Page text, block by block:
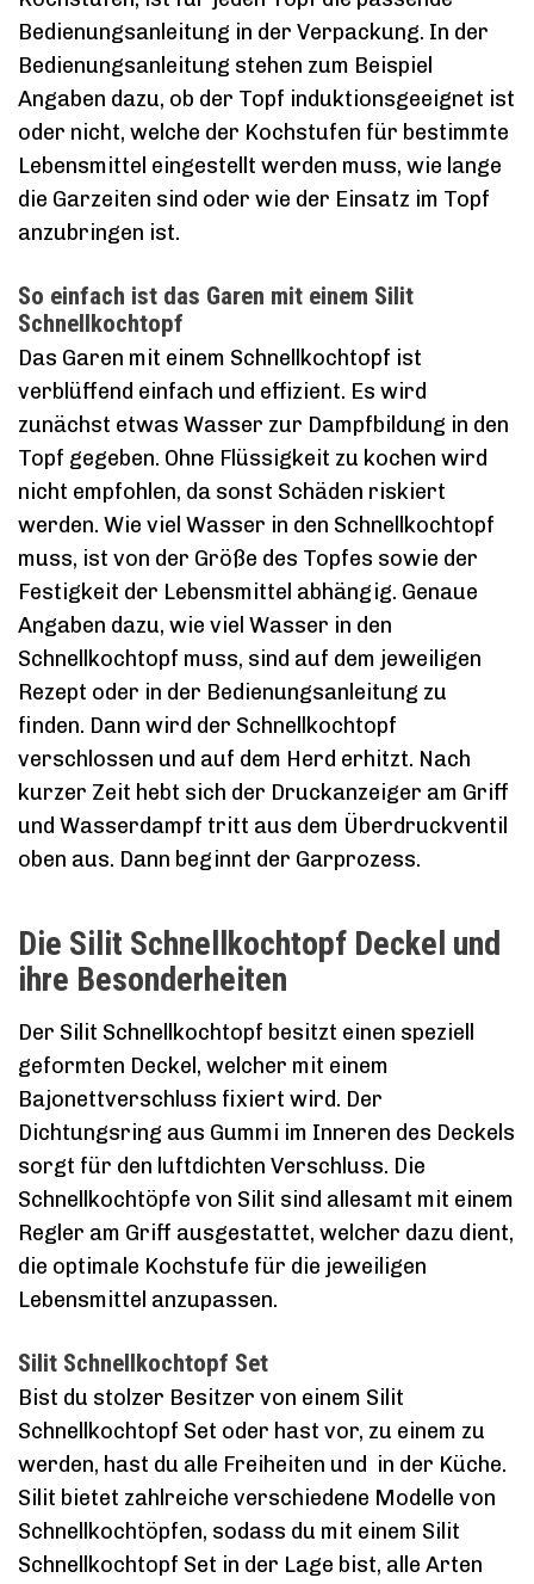
Bedienungsanleitung in der Verpackung. In der
Bedienungsanleitung stehen zum Beispiel
Angaben dazu, ob der Topf induktionsgeeignet ist
oder nicht, welche der Kochstufen für bestimmte
Lebensmittel eingestellt werden muss, wie lange
die Garzeiten sind oder wie der Einsatz im Topf
anzubringen ist.
So einfach ist das Garen mit einem Silit
Schnellkochtopf
Das Garen mit einem Schnellkochtopf ist
verblüffend einfach und effizient. Es wird
zunächst etwas Wasser zur Dampfbildung in den
Topf gegeben. Ohne Flüssigkeit zu kochen wird
nicht empfohlen, da sonst Schäden riskiert
werden. Wie viel Wasser in den Schnellkochtopf
muss, ist von der Größe des Topfes sowie der
Festigkeit der Lebensmittel abhängig. Genaue
Angaben dazu, wie viel Wasser in den
Schnellkochtopf muss, sind auf dem jeweiligen
Rezept oder in der Bedienungsanleitung zu
finden. Dann wird der Schnellkochtopf
verschlossen und auf dem Herd erhitzt. Nach
kurzer Zeit hebt sich der Druckanzeiger am Griff
und Wasserdampf tritt aus dem Überdruckventil
oben aus. Dann beginnt der Garprozess.
Die Silit Schnellkochtopf Deckel und
ihre Besonderheiten
Der Silit Schnellkochtopf besitzt einen speziell
geformten Deckel, welcher mit einem
Bajonettverschluss fixiert wird. Der
Dichtungsring aus Gummi im Inneren des Deckels
sorgt für den luftdichten Verschluss. Die
Schnellkochtöpfe von Silit sind allesamt mit einem
Regler am Griff ausgestattet, welcher dazu dient,
die optimale Kochstufe für die jeweiligen
Lebensmittel anzupassen.
Silit Schnellkochtopf Set
Bist du stolzer Besitzer von einem Silit
Schnellkochtopf Set oder hast vor, zu einem zu
werden, hast du alle Freiheiten und in der Küche.
Silit bietet zahlreiche verschiedene Modelle von
Schnellkochtöpfen, sodass du mit einem Silit
Schnellkochtopf Set in der Lage bist, alle Arten